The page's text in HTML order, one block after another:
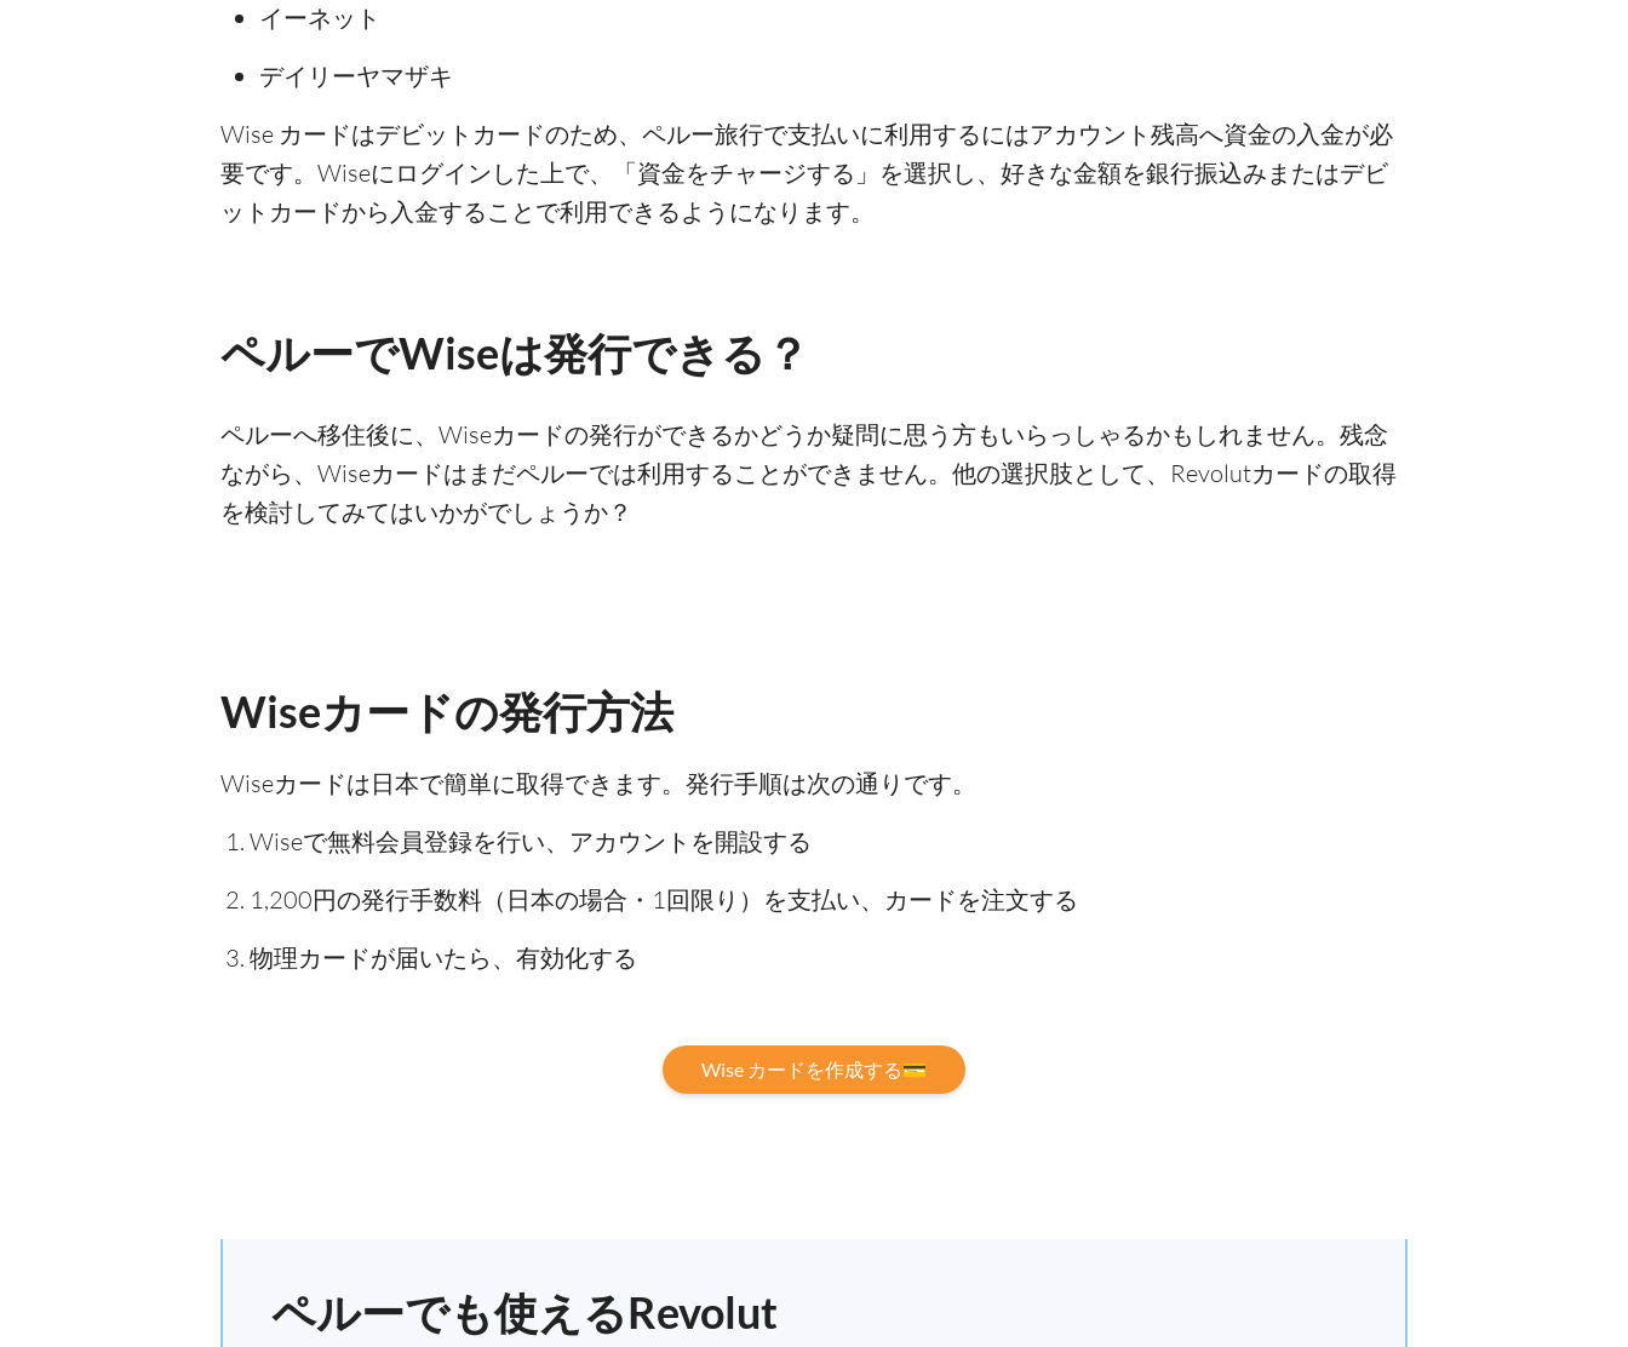
イーネット
デイリーヤマザキ
Wise カードはデビットカードのため、ペルー旅行で支払いに利用するにはアカウント残高へ資金の入金が必
要です。Wiseにログインした上で、「資金をチャージする」を選択し、好きな金額を銀行振込みまたはデビ
ットカードから入金することで利用できるようになります。
ペルーでWiseは発行できる？
ペルーへ移住後に、Wiseカードの発行ができるかどうか疑問に思う方もいらっしゃるかもしれません。残念
ながら、Wiseカードはまだペルーでは利用することができません。他の選択肢として、Revolutカードの取得
を検討してみてはいかがでしょうか？
Wiseカードの発行方法
Wiseカードは日本で簡単に取得できます。発行手順は次の通りです。
Wiseで無料会員登録を行い、アカウントを開設する
1,200円の発行手数料（日本の場合・1回限り）を支払い、カードを注文する
物理カードが届いたら、有効化する
Wise カードを作成する💳
ペルーでも使えるRevolut